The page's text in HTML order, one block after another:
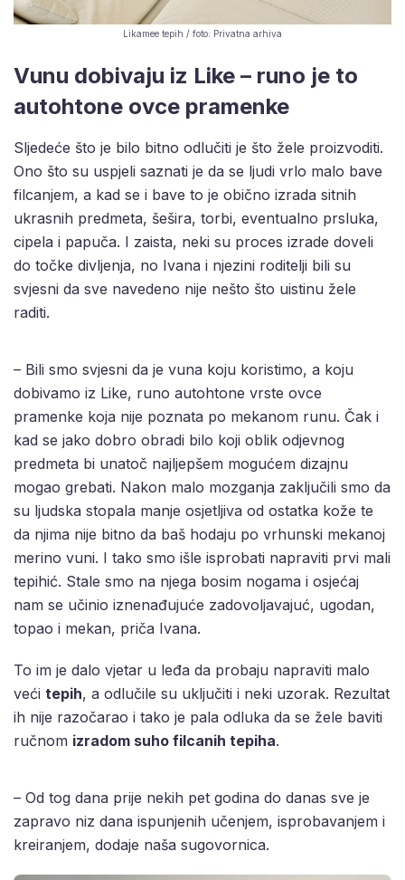
Likamee tepih / foto: Privatna arhiva
Vunu dobivaju iz Like – runo je to
autohtone ovce pramenke
Sljedeće što je bilo bitno odlučiti je što žele proizvoditi.
Ono što su uspjeli saznati je da se ljudi vrlo malo bave
filcanjem, a kad se i bave to je obično izrada sitnih
ukrasnih predmeta, šešira, torbi, eventualno prsluka,
cipela i papuča. I zaista, neki su proces izrade doveli
do točke divljenja, no Ivana i njezini roditelji bili su
svjesni da sve navedeno nije nešto što uistinu žele
raditi.
– Bili smo svjesni da je vuna koju koristimo, a koju
dobivamo iz Like, runo autohtone vrste ovce
pramenke koja nije poznata po mekanom runu. Čak i
kad se jako dobro obradi bilo koji oblik odjevnog
predmeta bi unatoč najljepšem mogućem dizajnu
mogao grebati. Nakon malo mozganja zaključili smo da
su ljudska stopala manje osjetljiva od ostatka kože te
da njima nije bitno da baš hodaju po vrhunski mekanoj
merino vuni. I tako smo išle isprobati napraviti prvi mali
tepihić. Stale smo na njega bosim nogama i osjećaj
nam se učinio iznenađujuće zadovoljavajuć, ugodan,
topao i mekan, priča Ivana.
To im je dalo vjetar u leđa da probaju napraviti malo
veći tepih, a odlučile su uključiti i neki uzorak. Rezultat
ih nije razočarao i tako je pala odluka da se žele baviti
ručnom izradom suho filcanih tepiha.
– Od tog dana prije nekih pet godina do danas sve je
zapravo niz dana ispunjenih učenjem, isprobavanjem i
kreiranjem, dodaje naša sugovornica.